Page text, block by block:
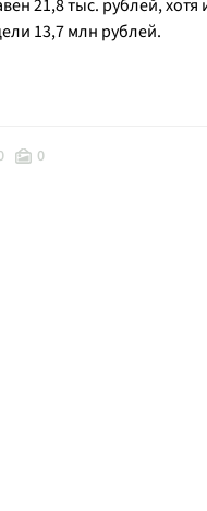
21,8 тыс. рублей,
13,7 млн рублей.
0